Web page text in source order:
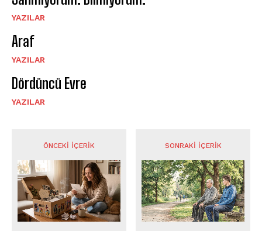
YAZILAR
Araf
YAZILAR
Dördüncü Evre
YAZILAR
ÖNCEKI İÇERIK SONRAKI İÇERIK